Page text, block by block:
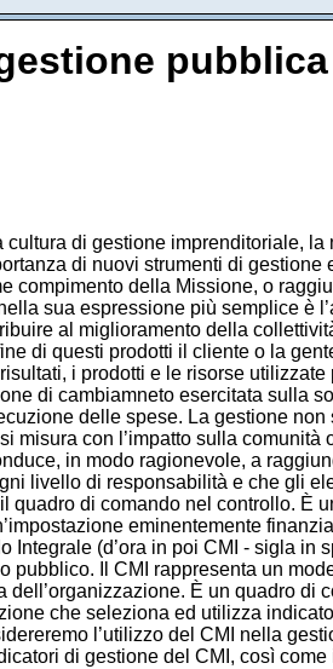
di gestione imprenditoriale,
di nuovi strumenti di
della Missione, o
sua espressione più semplice è
al miglioramento della
di questi prodotti il cliente o la
i prodotti e le risorse
di cambiamneto esercitata sulla
delle spese. La gestione
con l’impatto sulla
in modo ragionevole, a
livello di responsabilità e che gli
di comando nel controllo. È
eminentemente
(d’ora in poi CMI - sigla in
Il CMI rappresenta un
È un quadro di
che seleziona ed utilizza
l’utilizzo del CMI nella
di gestione del CMI, così